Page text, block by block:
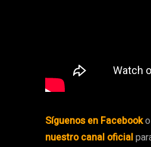
Síguenos en Facebooko
nuestro canal oficial